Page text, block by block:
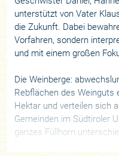
unterstützt von Vater
die Zukunft. Dabei
Vorfahren, sondern
und mit einem großen
Die Weinberge:
Rebflächen des Weinguts
Hektar und verteilen sich
Gemeinden im Südtiroler
ganzes Füllhorn
kaum